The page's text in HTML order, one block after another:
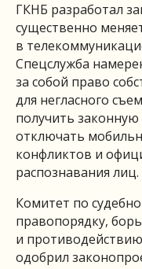
ГКНБ разработал
существенно
в
Спецслужба
за собой право
для негласного
получить
отключать
конфликтов и
распознавания лиц.
Комитет по
правопорядку,
и
одобрил